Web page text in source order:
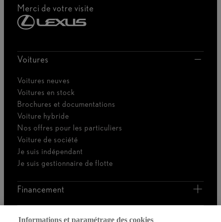
Merci de votre visite
Voitures
Voitures neuves
Voitures en stock
Brochures et documentations
Voiture hybride
Nos offres pour les particuliers
Voiture de société
Je suis indépendant
Je suis gestionnaire de flotte
Financement
Informations et paramétrage des cookies